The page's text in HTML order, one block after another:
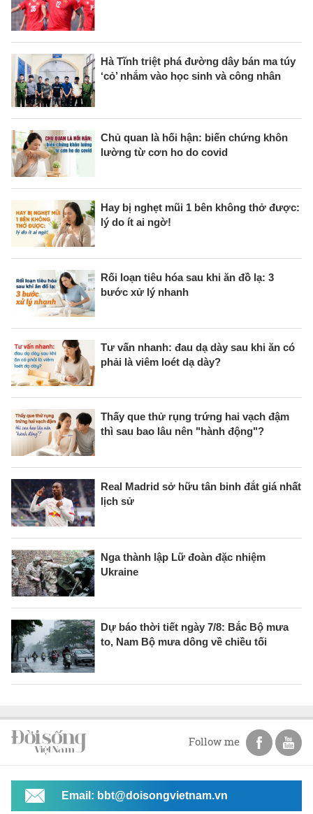
Hà Tĩnh triệt phá đường dây bán ma túy
‘cỏ’ nhắm vào học sinh và công nhân
Chủ quan là hối hận: biến chứng khôn
lường từ cơn ho do covid
Hay bị nghẹt mũi 1 bên không thở được:
lý do ít ai ngờ!
Rối loạn tiêu hóa sau khi ăn đồ lạ: 3
bước xử lý nhanh
Tư vấn nhanh: đau dạ dày sau khi ăn có
phải là viêm loét dạ dày?
Thấy que thử rụng trứng hai vạch đậm
thì sau bao lâu nên "hành động"?
Real Madrid sở hữu tân binh đắt giá nhất
lịch sử
Nga thành lập Lữ đoàn đặc nhiệm
Ukraine
Dự báo thời tiết ngày 7/8: Bắc Bộ mưa
to, Nam Bộ mưa dông về chiều tối
Follow me
Email: bbt@doisongvietnam.vn